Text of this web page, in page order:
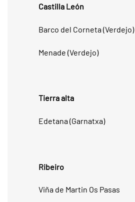
Castilla León
Barco del Corneta (Verdejo)
Menade (Verdejo)
Tierra alta
Edetana (Garnatxa)
Ribeiro
Viña de Martin Os Pasas